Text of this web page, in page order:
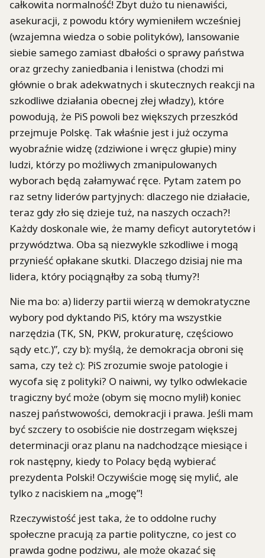
całkowita normalność! Zbyt dużo tu nienawiści,
asekuracji, z powodu który wymieniłem wcześniej
(wzajemna wiedza o sobie polityków), lansowanie
siebie samego zamiast dbałości o sprawy państwa
oraz grzechy zaniedbania i lenistwa (chodzi mi
głównie o brak adekwatnych i skutecznych reakcji na
szkodliwe działania obecnej złej władzy), które
powodują, że PiS powoli bez większych przeszkód
przejmuje Polskę. Tak właśnie jest i już oczyma
wyobraźnie widzę (zdziwione i wręcz głupie) miny
ludzi, którzy po możliwych zmanipulowanych
wyborach będą załamywać ręce. Pytam zatem po
raz setny liderów partyjnych: dlaczego nie działacie,
teraz gdy zło się dzieje tuż, na naszych oczach?!
Każdy doskonale wie, że mamy deficyt autorytetów i
przywództwa. Oba są niezwykle szkodliwe i mogą
przynieść opłakane skutki. Dlaczego dzisiaj nie ma
lidera, który pociągnąłby za sobą tłumy?!
Nie ma bo: a) liderzy partii wierzą w demokratyczne
wybory pod dyktando PiS, który ma wszystkie
narzędzia (TK, SN, PKW, prokuraturę, częściowo
sądy etc.)”, czy b): myślą, że demokracja obroni się
sama, czy też c): PiS zrozumie swoje patologie i
wycofa się z polityki? O naiwni, wy tylko odwlekacie
tragiczny być może (obym się mocno mylił) koniec
naszej państwowości, demokracji i prawa. Jeśli mam
być szczery to osobiście nie dostrzegam większej
determinacji oraz planu na nadchodzące miesiące i
rok następny, kiedy to Polacy będą wybierać
prezydenta Polski! Oczywiście mogę się mylić, ale
tylko z naciskiem na „mogę”!
Rzeczywistość jest taka, że to oddolne ruchy
społeczne pracują za partie polityczne, co jest co
prawda godne podziwu, ale może okazać się